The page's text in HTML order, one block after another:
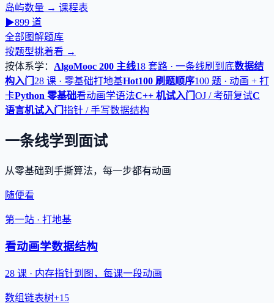
岛屿数量 → 课程表
▶899 道
全部图解题库
按题型挑着看 →
按体系学： AlgoMooc 200 主线18 套路 · 一条线刷到底数据结
构入门 28 课 · 零基础打地基Hot100 刷题顺序100 题 · 动画 + 打
卡Python 零基础看动画学语法C++ 机试入门 OJ / 考研复试C
语言机试入门 指针 / 手写数据结构
一条线学到面试
从零基础到手撕算法，每一步都有动画
随便看
第一站 · 打地基
看动画学数据结构
28 课 · 内存指针到图，每课一段动画
数组链表树+15